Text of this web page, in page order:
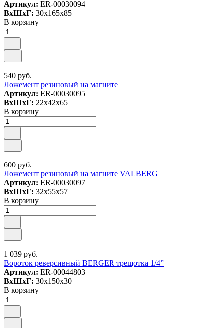
Артикул: ER-00030094
ВxШxГ: 30x165x85
В корзину
540 руб.
Ложемент резиновый на магните
Артикул: ER-00030095
ВxШxГ: 22x42x65
В корзину
600 руб.
Ложемент резиновый на магните VALBERG
Артикул: ER-00030097
ВxШxГ: 32x55x57
В корзину
1 039 руб.
Вороток реверсивный BERGER трещотка 1/4”
Артикул: ER-00044803
ВxШxГ: 30x150x30
В корзину